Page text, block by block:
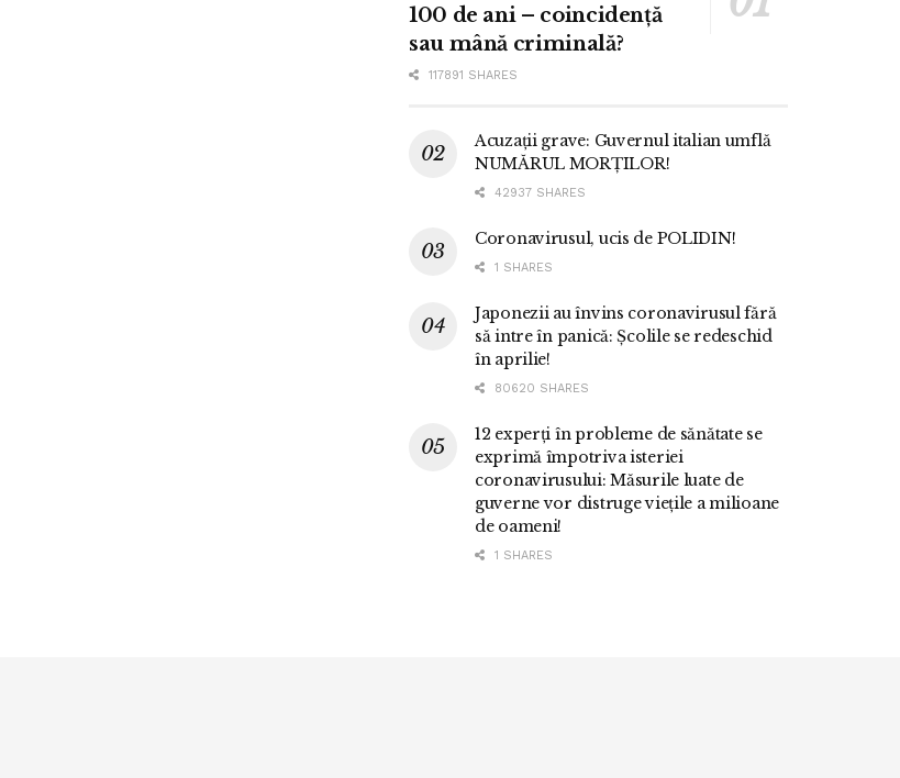
100 de ani – coincidență
sau mână criminală?
117891 SHARES
Acuzații grave: Guvernul italian umflă
NUMĂRUL MORȚILOR!
42937 SHARES
Coronavirusul, ucis de POLIDIN!
1 SHARES
Japonezii au învins coronavirusul fără
să intre în panică: Școlile se redeschid
în aprilie!
80620 SHARES
12 experți în probleme de sănătate se
exprimă împotriva isteriei
coronavirusului: Măsurile luate de
guverne vor distruge viețile a milioane
de oameni!
1 SHARES